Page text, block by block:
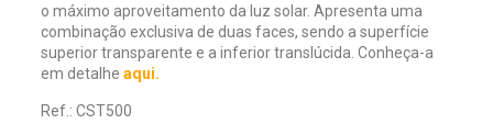
o máximo aproveitamento da luz solar. Apresenta uma
combinação exclusiva de duas faces, sendo a superfície
superior transparente e a inferior translúcida. Conheça-a
em detalhe aqui.
Ref.: CST500